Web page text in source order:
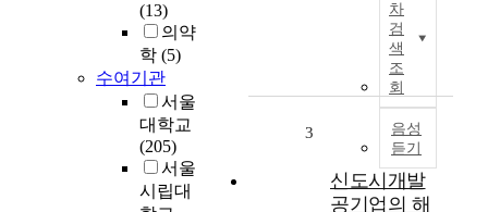
(13)
의약
학 (5)
수여기관
서울
대학교
(205)
서울
시립대
차
검
색
조
회
음성
듣기
3
신도시개발
공기업의 해